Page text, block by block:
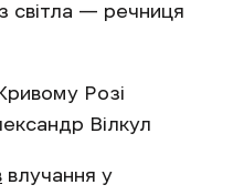
світла — речниця
Розі
Вілкул
влучання у